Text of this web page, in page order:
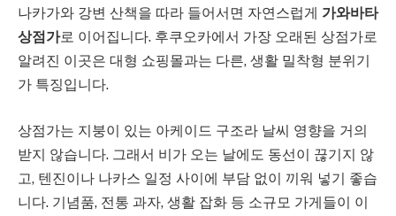
나카가와 강변 산책을 따라 들어서면 자연스럽게 가와바타
상점가로 이어집니다. 후쿠오카에서 가장 오래된 상점가로
알려진 이곳은 대형 쇼핑몰과는 다른, 생활 밀착형 분위기
가 특징입니다.
상점가는 지붕이 있는 아케이드 구조라 날씨 영향을 거의
받지 않습니다. 그래서 비가 오는 날에도 동선이 끊기지 않
고, 텐진이나 나카스 일정 사이에 부담 없이 끼워 넣기 좋습
니다. 기념품, 전통 과자, 생활 잡화 등 소규모 가게들이 이